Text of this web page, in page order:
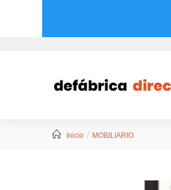
Inicio MOBILIARIO